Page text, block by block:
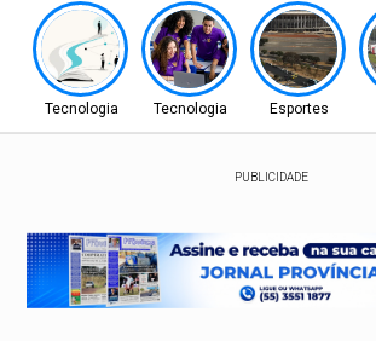
Tecnologia Tecnologia Esportes
PUBLICIDADE